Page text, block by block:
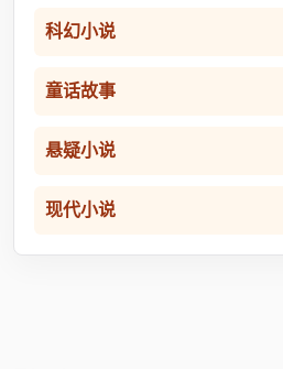
科幻小说
童话故事
悬疑小说
现代小说